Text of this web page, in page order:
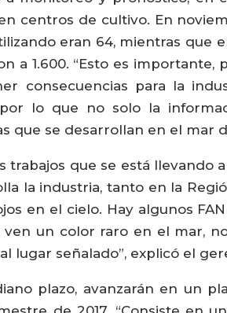
centros de cultivo. En
eran 64, mientras que
a 1.600. “Esto es
consecuencias para la
lo que no solo la
que se desarrollan en el mar
trabajos que se está llevando
la industria, tanto en la
en el cielo. Hay algunos
ven un color raro en el mar,
lugar señalado”, explicó el
plazo, avanzarán en un